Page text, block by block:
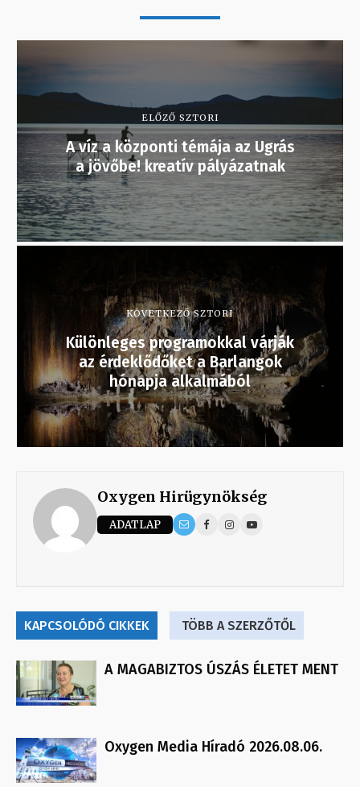
ELŐZŐ SZTORI
A víz a központi témája az Ugrás
a jövőbe! kreatív pályázatnak
KÖVETKEZŐ SZTORI
Különleges programokkal várják
az érdeklődőket a Barlangok
hónapja alkalmából
Oxygen Hirügynökség
ADATLAP
KAPCSOLÓDÓ CIKKEK TÖBB A SZERZŐTŐL
A MAGABIZTOS ÚSZÁS ÉLETET MENT
Oxygen Media Híradó 2026.08.06.